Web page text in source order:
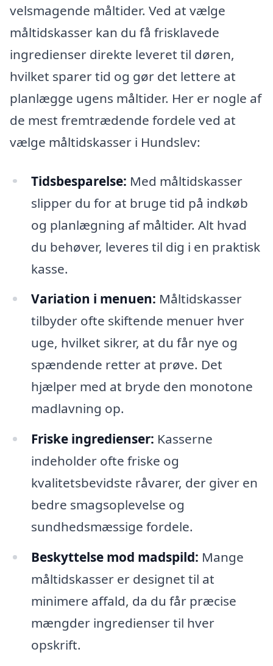
velsmagende måltider. Ved at vælge
måltidskasser kan du få frisklavede
ingredienser direkte leveret til døren,
hvilket sparer tid og gør det lettere at
planlægge ugens måltider. Her er nogle af
de mest fremtrædende fordele ved at
vælge måltidskasser i Hundslev:
Tidsbesparelse: Med måltidskasser
slipper du for at bruge tid på indkøb
og planlægning af måltider. Alt hvad
du behøver, leveres til dig i en praktisk
kasse.
Variation i menuen: Måltidskasser
tilbyder ofte skiftende menuer hver
uge, hvilket sikrer, at du får nye og
spændende retter at prøve. Det
hjælper med at bryde den monotone
madlavning op.
Friske ingredienser: Kasserne
indeholder ofte friske og
kvalitetsbevidste råvarer, der giver en
bedre smagsoplevelse og
sundhedsmæssige fordele.
Beskyttelse mod madspild: Mange
måltidskasser er designet til at
minimere affald, da du får præcise
mængder ingredienser til hver
opskrift.